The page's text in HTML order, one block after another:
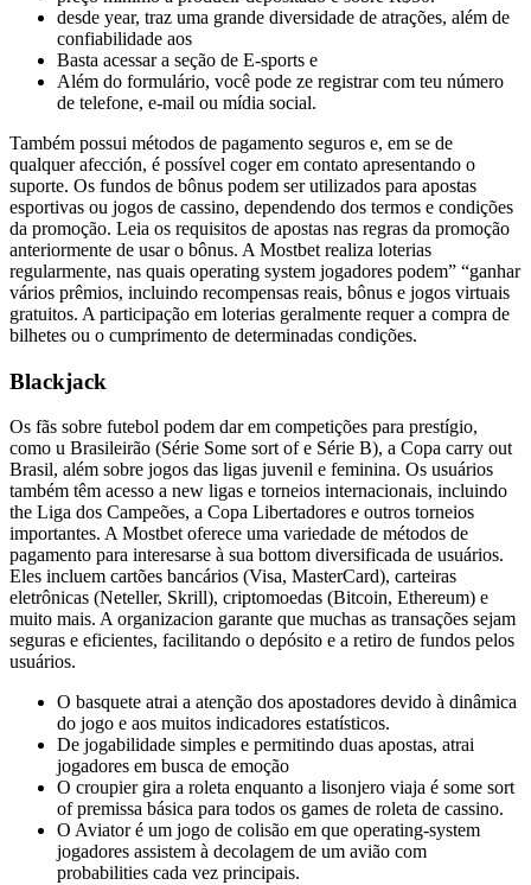
desde year, traz uma grande diversidade de atrações, além de
confiabilidade aos
Basta acessar a seção de E-sports e
Além do formulário, você pode ze registrar com teu número
de telefone, e-mail ou mídia social.
Também possui métodos de pagamento seguros e, em se de
qualquer afección, é possível coger em contato apresentando o
suporte. Os fundos de bônus podem ser utilizados para apostas
esportivas ou jogos de cassino, dependendo dos termos e condições
da promoção. Leia os requisitos de apostas nas regras da promoção
anteriormente de usar o bônus. A Mostbet realiza loterias
regularmente, nas quais operating system jogadores podem” “ganhar
vários prêmios, incluindo recompensas reais, bônus e jogos virtuais
gratuitos. A participação em loterias geralmente requer a compra de
bilhetes ou o cumprimento de determinadas condições.
Blackjack
Os fãs sobre futebol podem dar em competições para prestígio,
como u Brasileirão (Série Some sort of e Série B), a Copa carry out
Brasil, além sobre jogos das ligas juvenil e feminina. Os usuários
também têm acesso a new ligas e torneios internacionais, incluindo
the Liga dos Campeões, a Copa Libertadores e outros torneios
importantes. A Mostbet oferece uma variedade de métodos de
pagamento para interesarse à sua bottom diversificada de usuários.
Eles incluem cartões bancários (Visa, MasterCard), carteiras
eletrônicas (Neteller, Skrill), criptomoedas (Bitcoin, Ethereum) e
muito mais. A organizacion garante que muchas as transações sejam
seguras e eficientes, facilitando o depósito e a retiro de fundos pelos
usuários.
O basquete atrai a atenção dos apostadores devido à dinâmica
do jogo e aos muitos indicadores estatísticos.
De jogabilidade simples e permitindo duas apostas, atrai
jogadores em busca de emoção
O croupier gira a roleta enquanto a lisonjero viaja é some sort
of premissa básica para todos os games de roleta de cassino.
O Aviator é um jogo de colisão em que operating-system
jogadores assistem à decolagem de um avião com
probabilities cada vez principais.